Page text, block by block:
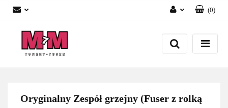
Zaloguj się
Załóż konto
(0)
Oryginalny Zespół grzejny (Fuser z rolką